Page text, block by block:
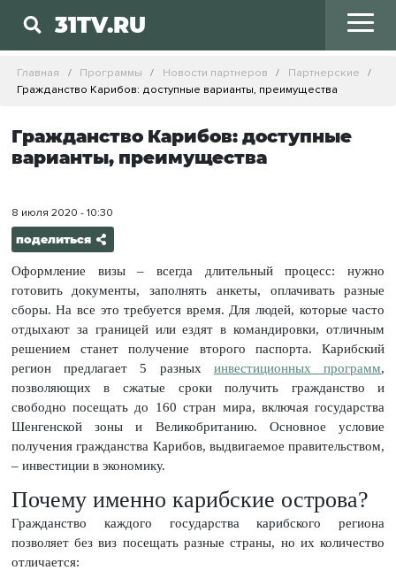
31TV.RU
Главная Программы Новости партнеров
Партнерские
Гражданство Карибов: доступные варианты, преимущества
Гражданство Карибов: доступные
варианты, преимущества
8 июля 2020 - 10:30
поделиться
Оформление визы – всегда длительный процесс: нужно
готовить документы, заполнять анкеты, оплачивать разные
сборы. На все это требуется время. Для людей, которые часто
отдыхают за границей или ездят в командировки, отличным
решением станет получение второго паспорта. Карибский
регион предлагает 5 разных инвестиционных программ,
позволяющих в сжатые сроки получить гражданство и
свободно посещать до 160 стран мира, включая государства
Шенгенской зоны и Великобританию. Основное условие
получения гражданства Карибов, выдвигаемое правительством,
– инвестиции в экономику.
Почему именно карибские острова?
Гражданство каждого государства карибского региона
позволяет без виз посещать разные страны, но их количество
отличается: